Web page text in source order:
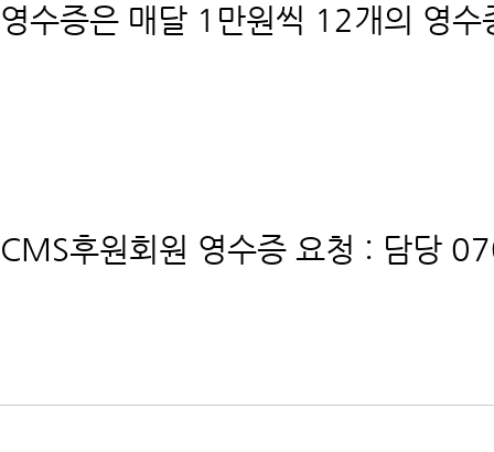
영수증은 매달 1만원씩 12개의 영
CMS후원회원 영수증 요청 : 담당